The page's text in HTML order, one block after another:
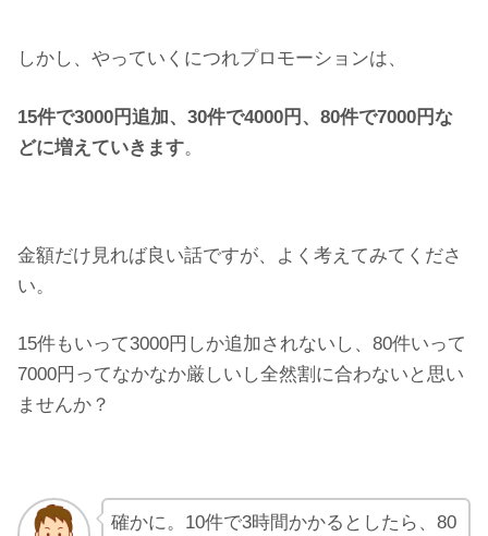
しかし、やっていくにつれプロモーションは、
15件で3000円追加、30件で4000円、80件で7000円な
どに増えていきます。
金額だけ見れば良い話ですが、よく考えてみてくださ
い。
15件もいって3000円しか追加されないし、80件いって
7000円ってなかなか厳しいし全然割に合わないと思い
ませんか？
確かに。10件で3時間かかるとしたら、80